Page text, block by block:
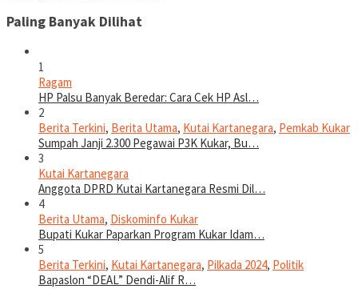
Paling Banyak Dilihat
1
Ragam
HP Palsu Banyak Beredar: Cara Cek HP Asl…
2
Berita Terkini, Berita Utama, Kutai Kartanegara, Pemkab Kukar
Sumpah Janji 2.300 Pegawai P3K Kukar, Bu…
3
Kutai Kartanegara
Anggota DPRD Kutai Kartanegara Resmi Dil…
4
Berita Utama, Diskominfo Kukar
Bupati Kukar Paparkan Program Kukar Idam…
5
Berita Terkini, Kutai Kartanegara, Pilkada 2024, Politik
Bapaslon “DEAL” Dendi-Alif R…